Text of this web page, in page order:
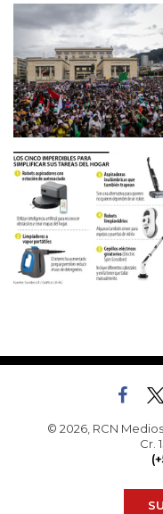
© 2026, RCN
Cr.